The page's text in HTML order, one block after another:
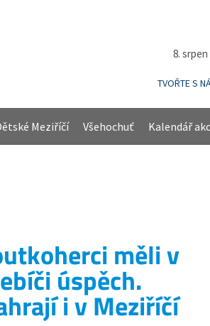
8.
TVOŘTE S
Meziříčí Všehochuť Kalendář
měli v
úspěch.
i v Meziříčí